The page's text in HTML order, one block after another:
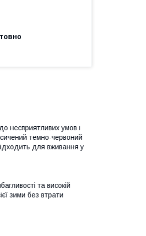
несприятливих умов і
темно-червоний
для вживання у
та високій
зими без втрати